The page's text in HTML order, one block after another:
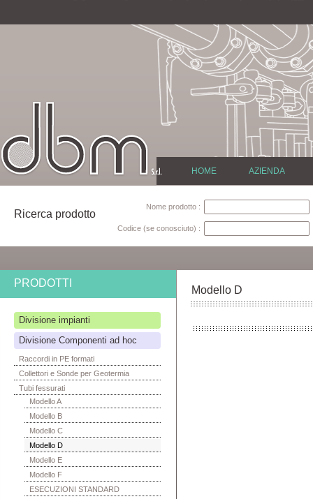
HOME AZIENDA
Ricerca prodotto
Nome prodotto :
Codice (se conosciuto) :
PRODOTTI
Divisione impianti
Divisione Componenti ad hoc
Raccordi in PE formati
Collettori e Sonde per Geotermia
Tubi fessurati
Modello A
Modello B
Modello C
Modello D
Modello E
Modello F
ESECUZIONI STANDARD
Modello D